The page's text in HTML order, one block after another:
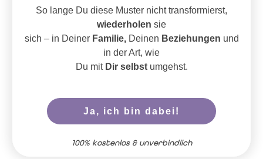
So lange Du diese Muster nicht transformierst,
wiederholen sie
sich – in Deiner Familie,Deinen Beziehungen und
in der Art, wie
Du mit Dir selbst umgehst.
Ja, ich bin dabei!
100% kostenlos & unverbindlich